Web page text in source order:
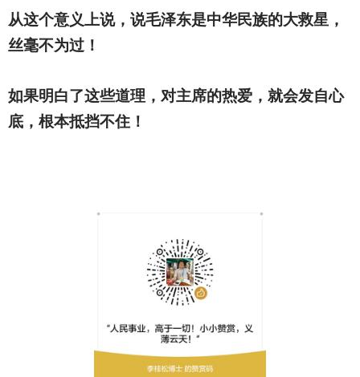
从这个意义上说，说毛泽东是中华民族的大救星，
丝毫不为过！
如果明白了这些道理，对主席的热爱，就会发自心
底，根本抵挡不住！